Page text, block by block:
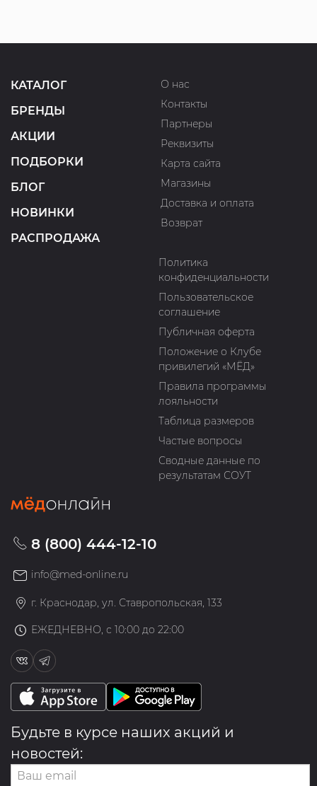
КАТАЛОГ
БРЕНДЫ
АКЦИИ
ПОДБОРКИ
БЛОГ
НОВИНКИ
РАСПРОДАЖА
О нас
Контакты
Партнеры
Реквизиты
Карта сайта
Магазины
Доставка и оплата
Возврат
Политика
конфиденциальности
Пользовательское
соглашение
Публичная оферта
Положение о Клубе
привилегий «МЁД»
Правила программы
лояльности
Таблица размеров
Частые вопросы
Сводные данные по
результатам СОУТ
8 (800) 444-12-10
info@med-online.ru
г. Краснодар, ул. Ставропольская, 133
ЕЖЕДНЕВНО, с 10:00 до 22:00
Будьте в курсе наших акций и
новостей: